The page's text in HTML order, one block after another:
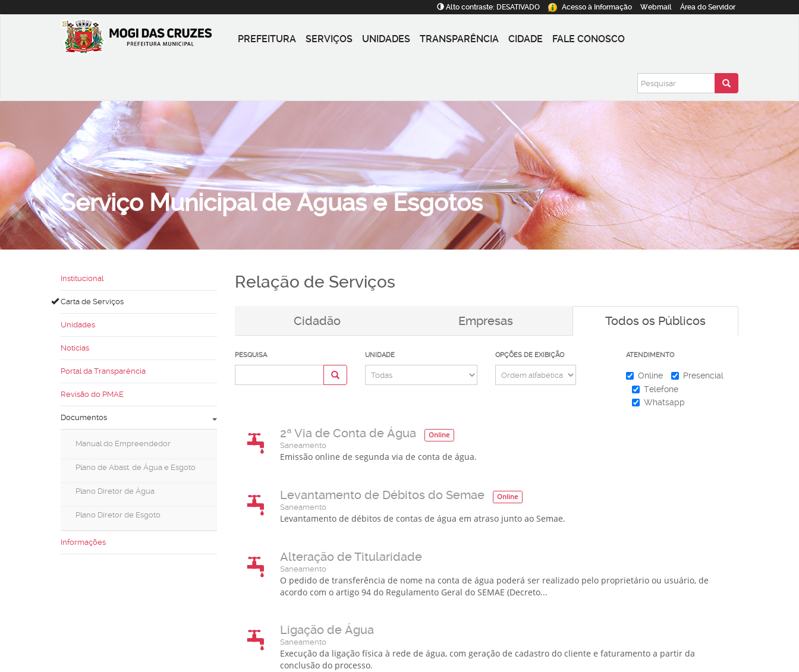
Alto contraste: DESATIVADO Acesso à Informação Webmail Área do Servidor
PREFEITURA SERVIÇOS UNIDADES TRANSPARÊNCIA CIDADE FALE CONOSCO
Serviço Municipal de Águas e Esgotos
Institucional
Carta de Serviços
Unidades
Notícias
Portal da Transparência
Revisão do PMAE
Documentos
Manual do Empreendedor
Plano de Abast. de Água e Esgoto
Plano Diretor de Água
Plano Diretor de Esgoto
Informações
Relação de Serviços
Cidadão Empresas Todos os Públicos
PESQUISA UNIDADE OPÇÕES DE EXIBIÇÃO ATENDIMENTO
Online
Presencial
Telefone
Whatsapp
2ª Via de Conta de Água Online
Saneamento
Emissão online de segunda via de conta de água.
Levantamento de Débitos do Semae Online
Saneamento
Levantamento de débitos de contas de água em atraso junto ao Semae.
Alteração de Titularidade
Saneamento
O pedido de transferência de nome na conta de água poderá ser realizado pelo proprietário ou usuário, de
acordo com o artigo 94 do Regulamento Geral do SEMAE (Decreto...
Ligação de Água
Saneamento
Execução da ligação física à rede de água, com geração de cadastro do cliente e faturamento a partir da
conclusão do processo.